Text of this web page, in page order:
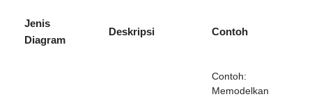
Jenis
Diagram
Deskripsi Contoh
Contoh:
Memodelkan